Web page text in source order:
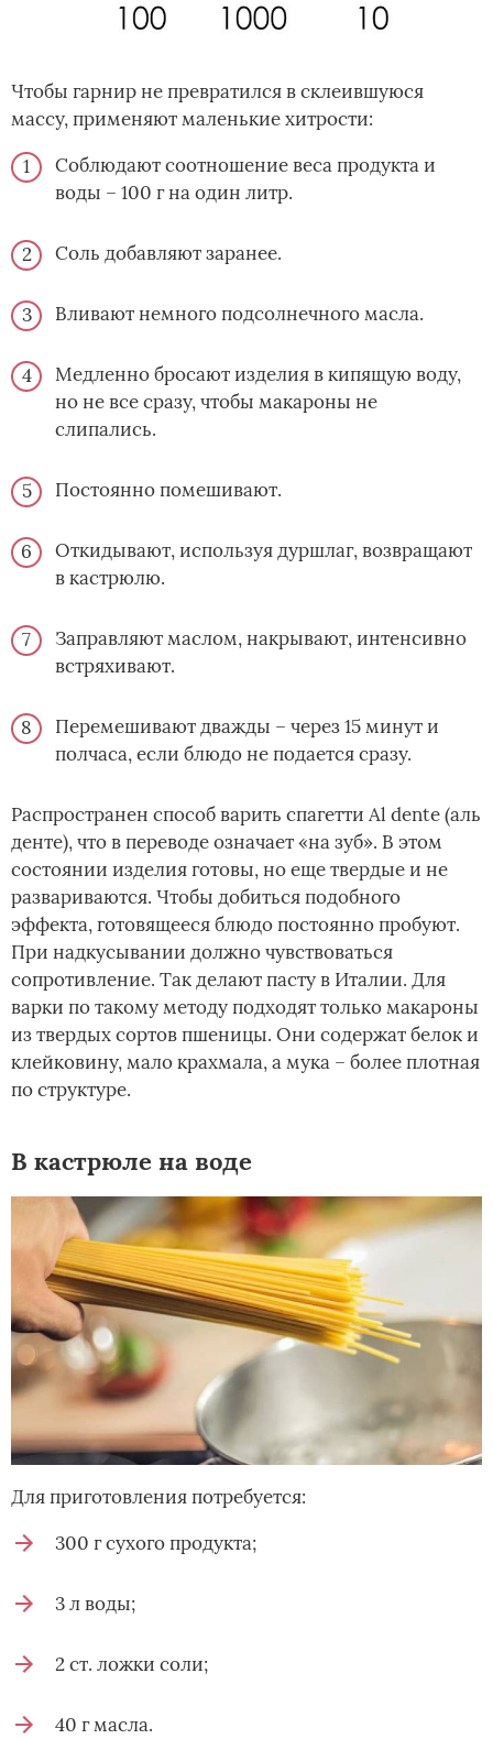
Чтобы гарнир не превратился в склеившуюся
массу, применяют маленькие хитрости:
Соблюдают соотношение веса продукта и
воды – 100 г на один литр.
Соль добавляют заранее.
Вливают немного подсолнечного масла.
Медленно бросают изделия в кипящую воду,
но не все сразу, чтобы макароны не
слипались.
Постоянно помешивают.
Откидывают, используя дуршлаг, возвращают
в кастрюлю.
Заправляют маслом, накрывают, интенсивно
встряхивают.
Перемешивают дважды – через 15 минут и
полчаса, если блюдо не подается сразу.
Распространен способ варить спагетти Al dente (аль
денте), что в переводе означает «на зуб». В этом
состоянии изделия готовы, но еще твердые и не
развариваются. Чтобы добиться подобного
эффекта, готовящееся блюдо постоянно пробуют.
При надкусывании должно чувствоваться
сопротивление. Так делают пасту в Италии. Для
варки по такому методу подходят только макароны
из твердых сортов пшеницы. Они содержат белок и
клейковину, мало крахмала, а мука – более плотная
по структуре.
В кастрюле на воде
Для приготовления потребуется:
300 г сухого продукта;
3 л воды;
2 ст. ложки соли;
40 г масла.